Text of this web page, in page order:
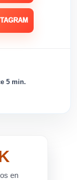
5 min.
en